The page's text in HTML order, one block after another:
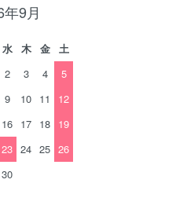
9月
水 木 金
土
2 3 4
5
9 10 11
12
16 17 18 19
23 24 25 26
30